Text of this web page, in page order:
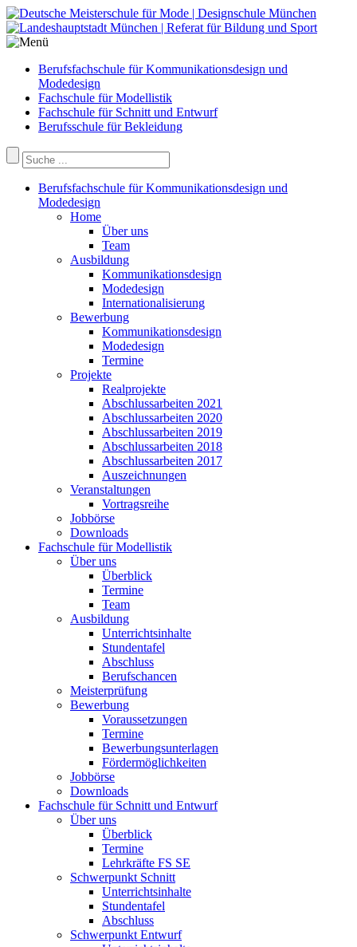
Berufsfachschule für Kommunikationsdesign und
Modedesign
Fachschule für Modellistik
Fachschule für Schnitt und Entwurf
Berufsschule für Bekleidung
Berufsfachschule für Kommunikationsdesign und
Modedesign
Home
Über uns
Team
Ausbildung
Kommunikationsdesign
Modedesign
Internationalisierung
Bewerbung
Kommunikationsdesign
Modedesign
Termine
Projekte
Realprojekte
Abschlussarbeiten 2021
Abschlussarbeiten 2020
Abschlussarbeiten 2019
Abschlussarbeiten 2018
Abschlussarbeiten 2017
Auszeichnungen
Veranstaltungen
Vortragsreihe
Jobbörse
Downloads
Fachschule für Modellistik
Über uns
Überblick
Termine
Team
Ausbildung
Unterrichtsinhalte
Stundentafel
Abschluss
Berufschancen
Meisterprüfung
Bewerbung
Voraussetzungen
Termine
Bewerbungsunterlagen
Fördermöglichkeiten
Jobbörse
Downloads
Fachschule für Schnitt und Entwurf
Über uns
Überblick
Termine
Lehrkräfte FS SE
Schwerpunkt Schnitt
Unterrichtsinhalte
Stundentafel
Abschluss
Schwerpunkt Entwurf